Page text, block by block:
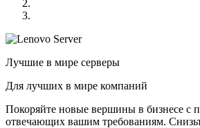
Лучшие в мире серверы
Для лучших в мире компаний
Покоряйте новые вершины в бизнесе с
отвечающих вашим требованиям.